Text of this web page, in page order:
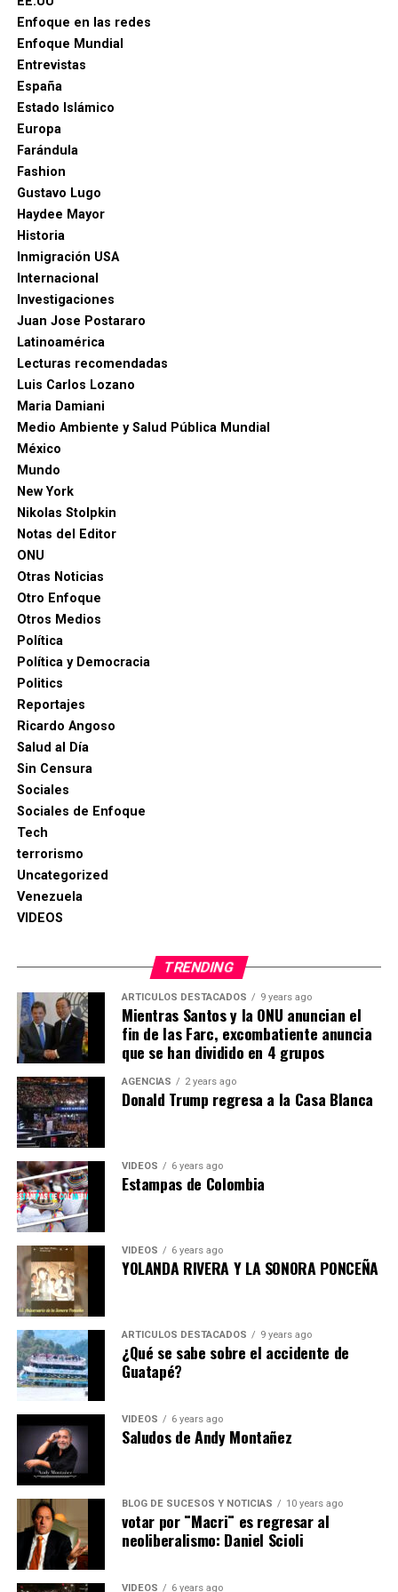
Enfoque en las redes
Enfoque Mundial
Entrevistas
España
Estado Islámico
Europa
Farándula
Fashion
Gustavo Lugo
Haydee Mayor
Historia
Inmigración USA
Internacional
Investigaciones
Juan Jose Postararo
Latinoamérica
Lecturas recomendadas
Luis Carlos Lozano
Maria Damiani
Medio Ambiente y Salud Pública Mundial
México
Mundo
New York
Nikolas Stolpkin
Notas del Editor
ONU
Otras Noticias
Otro Enfoque
Otros Medios
Política
Política y Democracia
Politics
Reportajes
Ricardo Angoso
Salud al Día
Sin Censura
Sociales
Sociales de Enfoque
Tech
terrorismo
Uncategorized
Venezuela
VIDEOS
TRENDING
ARTICULOS DESTACADOS 9 years ago
Mientras Santos y la ONU anuncian el
fin de las Farc, excombatiente anuncia
que se han dividido en 4 grupos
AGENCIAS 2 years ago
Donald Trump regresa a la Casa Blanca
VIDEOS 6 years ago
Estampas de Colombia
VIDEOS 6 years ago
YOLANDA RIVERA Y LA SONORA PONCEÑA
ARTICULOS DESTACADOS 9 years ago
¿Qué se sabe sobre el accidente de
Guatapé?
VIDEOS 6 years ago
Saludos de Andy Montañez
BLOG DE SUCESOS Y NOTICIAS 10 years ago
votar por ¨Macri¨ es regresar al
neoliberalismo: Daniel Scioli
VIDEOS 6 years ago